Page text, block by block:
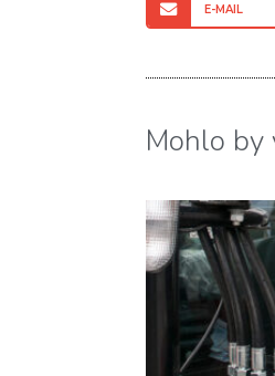
E-MAIL
Mohlo by